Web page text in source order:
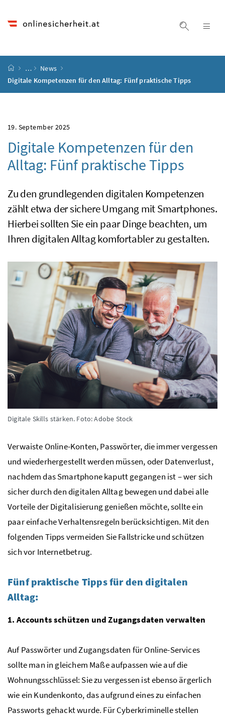
Suche
Startseite
…
News
Digitale Kompetenzen für den Alltag: Fünf praktische Tipps
19. September 2025
Digitale Kompetenzen für den
Alltag: Fünf praktische Tipps
Zu den grundlegenden digitalen Kompetenzen
zählt etwa der sichere Umgang mit Smartphones.
Hierbei sollten Sie ein paar Dinge beachten, um
Ihren digitalen Alltag komfortabler zu gestalten.
Digitale Skills stärken. Foto: Adobe Stock
Verwaiste Online-Konten, Passwörter, die immer vergessen
und wiederhergestellt werden müssen, oder Datenverlust,
nachdem das Smartphone kaputt gegangen ist – wer sich
sicher durch den digitalen Alltag bewegen und dabei alle
Vorteile der Digitalisierung genießen möchte, sollte ein
paar einfache Verhaltensregeln berücksichtigen. Mit den
folgenden Tipps vermeiden Sie Fallstricke und schützen
sich vor Internetbetrug.
Fünf praktische Tipps für den digitalen
Alltag:
1. Accounts schützen und Zugangsdaten verwalten
Auf Passwörter und Zugangsdaten für Online-Services
sollte man in gleichem Maße aufpassen wie auf die
Wohnungsschlüssel: Sie zu vergessen ist ebenso ärgerlich
wie ein Kundenkonto, das aufgrund eines zu einfachen
Passworts gehackt wurde. Für Cyberkriminelle stellen